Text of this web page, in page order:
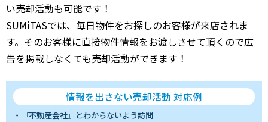
い売却活動も可能です！
SUMiTASでは、毎日物件をお探しのお客様が来店されま
す。そのお客様に直接物件情報をお渡しさせて頂くので広
告を掲載しなくても売却活動ができます！
情報を出さない売却活動 対応例
『不動産会社』とわからないよう訪問